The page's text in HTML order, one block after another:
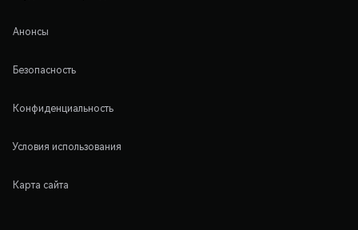
Анонсы
Безопасность
Конфиденциальность
Условия использования
Карта сайта